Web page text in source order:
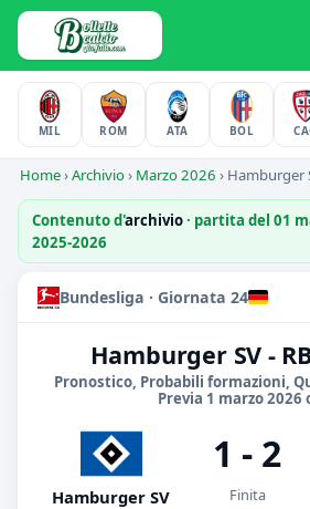
MIL ROM ATA BOL
Home›Archivio› Marzo 2026 › Hamburger
Contenuto d'archivio· partita del 01
2025-2026
Bundesliga · Giornata 24
Hamburger SV -
Pronostico, Probabili formazioni,
Previa 1 marzo 2026
Hamburger SV
1 - 2
Finita